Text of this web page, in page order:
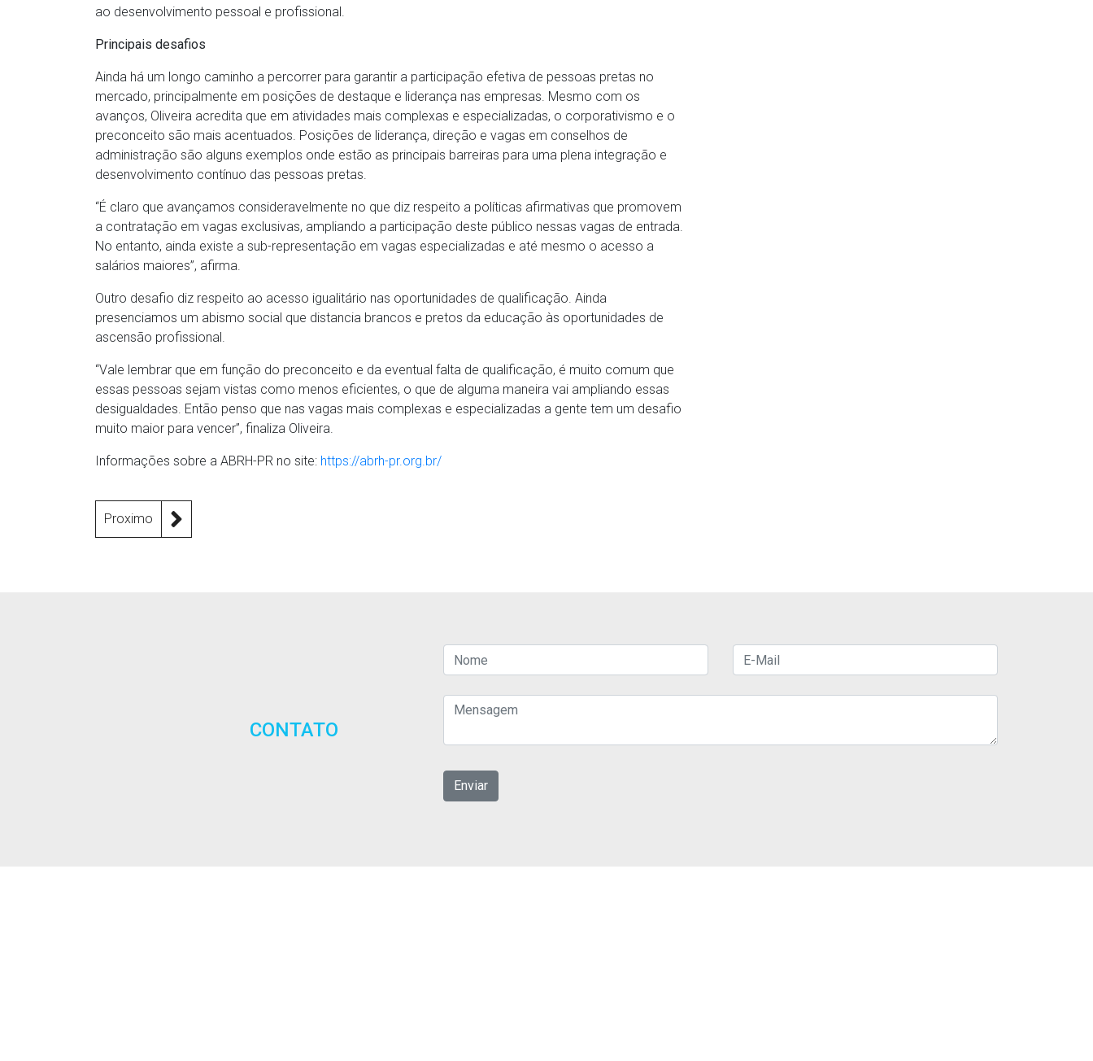
ao desenvolvimento pessoal e profissional.
Principais desafios
Ainda há um longo caminho a percorrer para garantir a participação efetiva de pessoas pretas no
mercado, principalmente em posições de destaque e liderança nas empresas. Mesmo com os
avanços, Oliveira acredita que em atividades mais complexas e especializadas, o corporativismo e o
preconceito são mais acentuados. Posições de liderança, direção e vagas em conselhos de
administração são alguns exemplos onde estão as principais barreiras para uma plena integração e
desenvolvimento contínuo das pessoas pretas.
“É claro que avançamos consideravelmente no que diz respeito a políticas afirmativas que promovem
a contratação em vagas exclusivas, ampliando a participação deste público nessas vagas de entrada.
No entanto, ainda existe a sub-representação em vagas especializadas e até mesmo o acesso a
salários maiores”, afirma.
Outro desafio diz respeito ao acesso igualitário nas oportunidades de qualificação. Ainda
presenciamos um abismo social que distancia brancos e pretos da educação às oportunidades de
ascensão profissional.
“Vale lembrar que em função do preconceito e da eventual falta de qualificação, é muito comum que
essas pessoas sejam vistas como menos eficientes, o que de alguma maneira vai ampliando essas
desigualdades. Então penso que nas vagas mais complexas e especializadas a gente tem um desafio
muito maior para vencer”, finaliza Oliveira.
Informações sobre a ABRH-PR no site: https://abrh-pr.org.br/
Proximo
CONTATO